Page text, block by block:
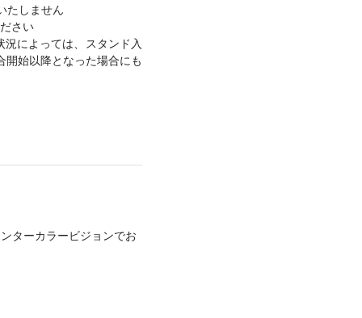
たしません
さい
によっては、スタンド入
始以降となった場合にも
ターカラービジョンでお